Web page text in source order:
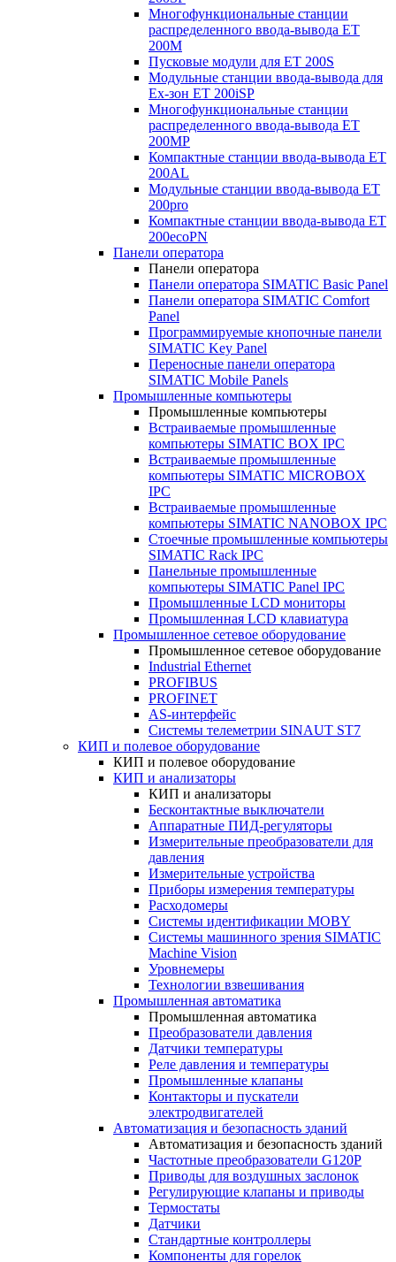
Многофункциональные станции
распределенного ввода-вывода ET
200M
Пусковые модули для ET 200S
Модульные станции ввода-вывода для
Ex-зон ET 200iSP
Многофункциональные станции
распределенного ввода-вывода ET
200MP
Компактные станции ввода-вывода ET
200AL
Модульные станции ввода-вывода ET
200pro
Компактные станции ввода-вывода ET
200ecoPN
Панели оператора
Панели оператора
Панели оператора SIMATIC Basic Panel
Панели оператора SIMATIC Comfort
Panel
Программируемые кнопочные панели
SIMATIC Key Panel
Переносные панели оператора
SIMATIC Mobile Panels
Промышленные компьютеры
Промышленные компьютеры
Встраиваемые промышленные
компьютеры SIMATIC BOX IPC
Встраиваемые промышленные
компьютеры SIMATIC MICROBOX
IPC
Встраиваемые промышленные
компьютеры SIMATIC NANOBOX IPC
Стоечные промышленные компьютеры
SIMATIC Rack IPC
Панельные промышленные
компьютеры SIMATIC Panel IPC
Промышленные LCD мониторы
Промышленная LCD клавиатура
Промышленное сетевое оборудование
Промышленное сетевое оборудование
Industrial Ethernet
PROFIBUS
PROFINET
AS-интерфейс
Системы телеметрии SINAUT ST7
КИП и полевое оборудование
КИП и полевое оборудование
КИП и анализаторы
КИП и анализаторы
Бесконтактные выключатели
Аппаратные ПИД-регуляторы
Измерительные преобразователи для
давления
Измерительные устройства
Приборы измерения температуры
Расходомеры
Системы идентификации MOBY
Системы машинного зрения SIMATIC
Machine Vision
Уровнемеры
Технологии взвешивания
Промышленная автоматика
Промышленная автоматика
Преобразователи давления
Датчики температуры
Реле давления и температуры
Промышленные клапаны
Контакторы и пускатели
электродвигателей
Автоматизация и безопасность зданий
Автоматизация и безопасность зданий
Частотные преобразователи G120P
Приводы для воздушных заслонок
Регулирующие клапаны и приводы
Термостаты
Датчики
Стандартные контроллеры
Компоненты для горелок